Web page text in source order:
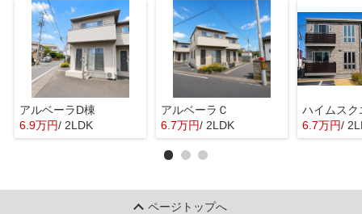
アルベーラD棟
6.9万円/ 2LDK
アルベーラＣ
6.7万円/ 2LDK 6.7万円/
ページトップへ